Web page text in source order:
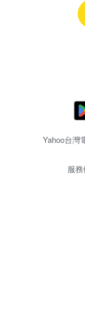
Yahoo台灣
服